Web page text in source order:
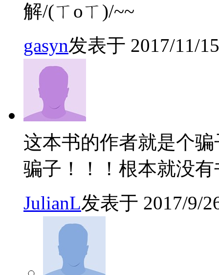
解/(ㄒoㄒ)/~~
gasyn发表于 2017/11/
这本书的作者就是个
骗子！！！根本就没
JulianL发表于 2017/9/